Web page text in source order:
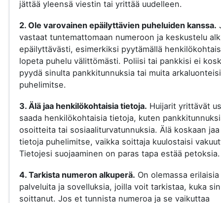
jättää yleensä viestin tai yrittää uudelleen.
2. Ole varovainen epäilyttävien puheluiden kanssa.
vastaat tuntemattomaan numeroon ja keskustelu
epäilyttävästi, esimerkiksi pyytämällä
lopeta puhelu välittömästi. Poliisi tai pankkisi ei
pyydä sinulta pankkitunnuksia tai muita
puhelimitse.
3. Älä jaa henkilökohtaisia tietoja. Huijarit yrittävät
saada henkilökohtaisia tietoja, kuten
osoitteita tai sosiaaliturvatunnuksia. Älä koskaan
tietoja puhelimitse, vaikka soittaja kuulostaisi
Tietojesi suojaaminen on paras tapa estää petoksia.
4. Tarkista numeron alkuperä. On olemassa erilaisia
palveluita ja sovelluksia, joilla voit tarkistaa, kuka
soittanut. Jos et tunnista numeroa ja se vaikuttaa